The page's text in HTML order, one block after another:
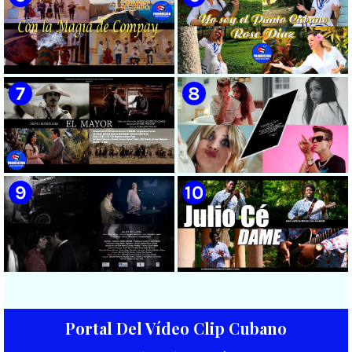
🟡 María Montenegro -
¨Confía¨ 📺 Videoclip. CUBA
🟡 Riger DLC || ¨LCA ( La
Expansión )¨ || Director: Dani
A.R || Música cubana || Videoclip
|| CUBA
🟡 Grupo Compay Segundo ||
¨Con La Magia de Compay¨ ||
Música popular tradicional
cubana || Videoclip || CUBA
🟡 Rose Díaz || ¨Yo soy el Punto
Cubano¨ (Autores: Celina
González y Reutilio
Domínguez) || Director:
Yuliades Mariño Cabello ||
Música popular tradicional
cubana - Punto Cubano -
Punto Guajiro || Videoclip ||
CUBA
🟡 Silvio Rodríguez - ¨El
Mayor¨ 📺 Videoclip - 🎬
Director: Ángel Alderete -
en la vida del Mayor General
Ignacio Agramonte y Loynaz /
Director: Rigoberto López Pego
/ ICAIC 👉 CUBA 👌
🟡 July Roby || ¨Contigo o sin tí¨
|| Videoclip || Música Urbana
Cubana || Director: Marlon el
Portal Del Vídeo Clip Cubano